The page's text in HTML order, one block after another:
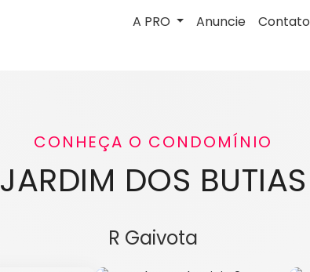
A PRO Anuncie Contato
CONHEÇA O CONDOMÍNIO
JARDIM DOS BUTIAS
R Gaivota